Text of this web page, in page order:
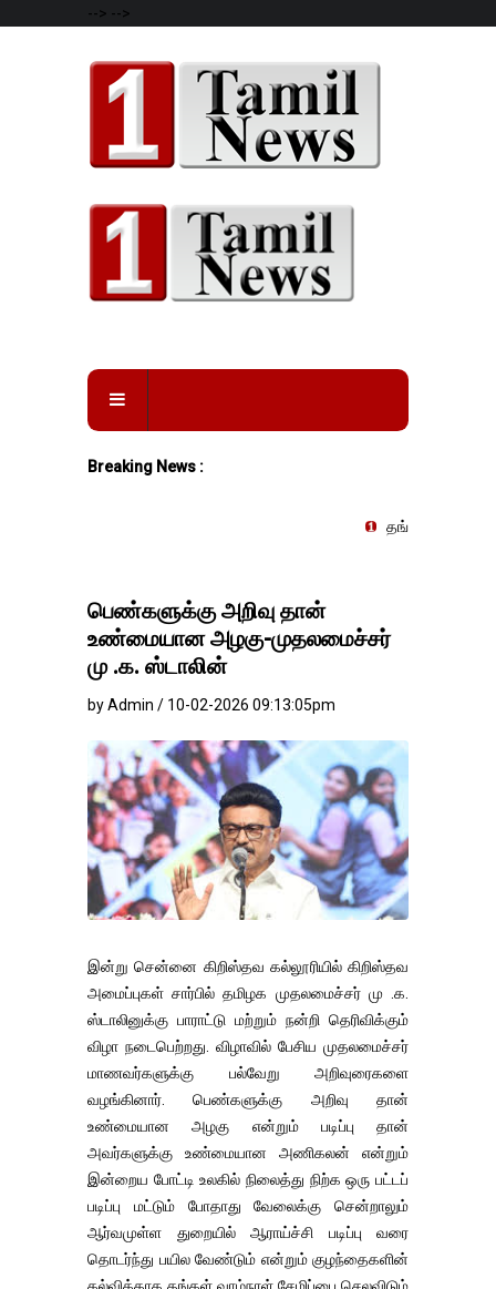
--> -->
Breaking News :
தங்கம்-வெள்ளி விலை
பெண்களுக்கு அறிவு தான்
உண்மையான அழகு-முதலமைச்சர்
மு .க. ஸ்டாலின்
by Admin / 10-02-2026 09:13:05pm
இன்று சென்னை கிறிஸ்தவ கல்லூரியில் கிறிஸ்தவ
அமைப்புகள் சார்பில் தமிழக முதலமைச்சர் மு .க.
ஸ்டாலினுக்கு பாராட்டு மற்றும் நன்றி தெரிவிக்கும்
விழா நடைபெற்றது. விழாவில் பேசிய முதலமைச்சர்
மாணவர்களுக்கு பல்வேறு அறிவுரைகளை
வழங்கினார். பெண்களுக்கு அறிவு தான்
உண்மையான அழகு என்றும் படிப்பு தான்
அவர்களுக்கு உண்மையான அணிகலன் என்றும்
இன்றைய போட்டி உலகில் நிலைத்து நிற்க ஒரு பட்டப்
படிப்பு மட்டும் போதாது வேலைக்கு சென்றாலும்
ஆர்வமுள்ள துறையில் ஆராய்ச்சி படிப்பு வரை
தொடர்ந்து பயில வேண்டும் என்றும் குழந்தைகளின்